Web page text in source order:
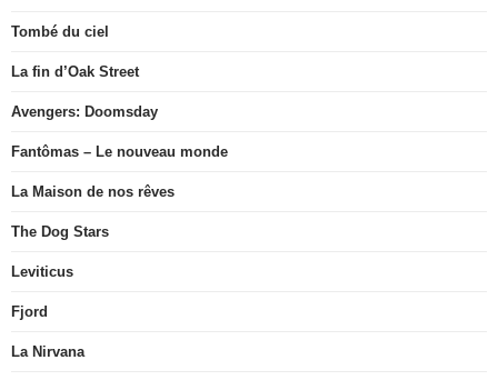
Tombé du ciel
La fin d’Oak Street
Avengers: Doomsday
Fantômas – Le nouveau monde
La Maison de nos rêves
The Dog Stars
Leviticus
Fjord
La Nirvana